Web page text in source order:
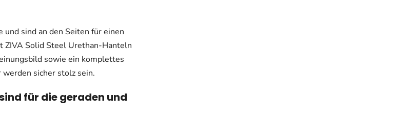
sind an den Seiten für einen
Solid Steel Urethan-Hanteln
sowie ein komplettes
sicher stolz sein.
für die geraden und